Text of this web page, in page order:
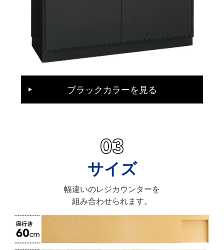
ブラックカラーを見る
サイズ
幅違いのレジカウンターを
組み合わせられます。